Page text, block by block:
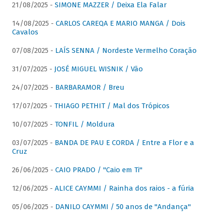
21/08/2025 - SIMONE MAZZER / Deixa Ela Falar
14/08/2025 - CARLOS CAREQA E MARIO MANGA / Dois
Cavalos
07/08/2025 - LAÍS SENNA / Nordeste Vermelho Coração
31/07/2025 - JOSÉ MIGUEL WISNIK / Vão
24/07/2025 - BARBARAMOR / Breu
17/07/2025 - THIAGO PETHIT / Mal dos Trópicos
10/07/2025 - TONFIL / Moldura
03/07/2025 - BANDA DE PAU E CORDA / Entre a Flor e a
Cruz
26/06/2025 - CAIO PRADO / "Caio em Ti"
12/06/2025 - ALICE CAYMMI / Rainha dos raios - a fúria
05/06/2025 - DANILO CAYMMI / 50 anos de "Andança"